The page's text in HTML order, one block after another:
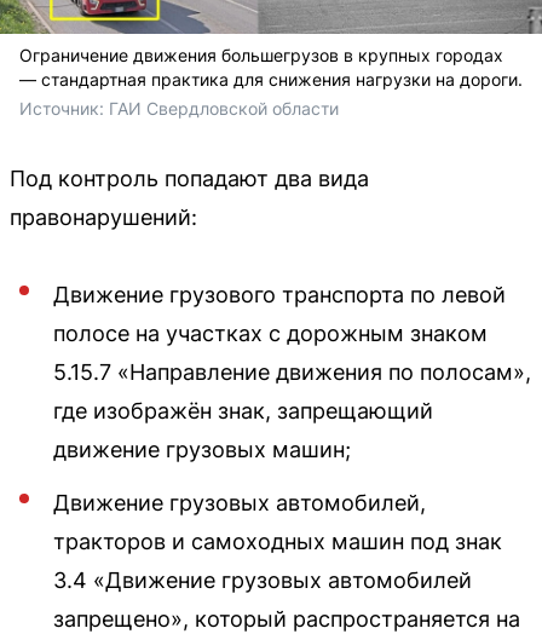
Ограничение движения большегрузов в крупных городах
— стандартная практика для снижения нагрузки на дороги.
Источник: ГАИ Свердловской области
Под контроль попадают два вида
правонарушений:
Движение грузового транспорта по левой
полосе на участках с дорожным знаком
5.15.7 «Направление движения по полосам»,
где изображён знак, запрещающий
движение грузовых машин;
Движение грузовых автомобилей,
тракторов и самоходных машин под знак
3.4 «Движение грузовых автомобилей
запрещено», который распространяется на